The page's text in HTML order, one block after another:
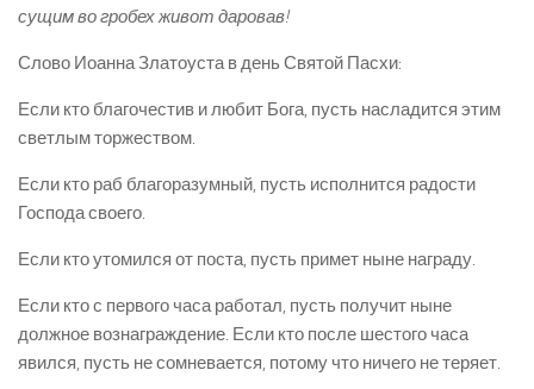
сущим во гробех живот даровав!
Слово Иоанна Златоуста в день Святой Пасхи:
Если кто благочестив и любит Бога, пусть насладится этим
светлым торжеством.
Если кто раб благоразумный, пусть исполнится радости
Господа своего.
Если кто утомился от поста, пусть примет ныне награду.
Если кто с первого часа работал, пусть получит ныне
должное вознаграждение. Если кто после шестого часа
явился, пусть не сомневается, потому что ничего не теряет.